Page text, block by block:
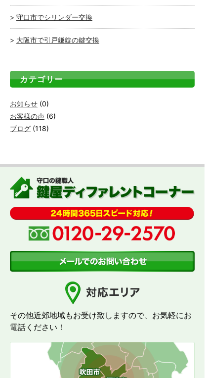
守口市でシリンダー交換
大阪市で引戸鎌錠の鍵交換
カテゴリー
お知らせ (0)
お客様の声 (6)
ブログ (118)
その他近郊地域もお受け致しますので、お気軽にお
電話ください！